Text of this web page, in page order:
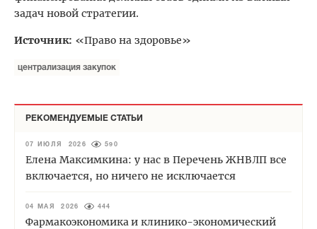
задач новой стратегии.
Источник: «Право на здоровье»
централизация закупок
РЕКОМЕНДУЕМЫЕ СТАТЬИ
07 ИЮЛЯ 2026 590
Елена Максимкина: у нас в Перечень ЖНВЛП все
включается, но ничего не исключается
04 МАЯ 2026 444
Фармакоэкономика и клинико-экономический